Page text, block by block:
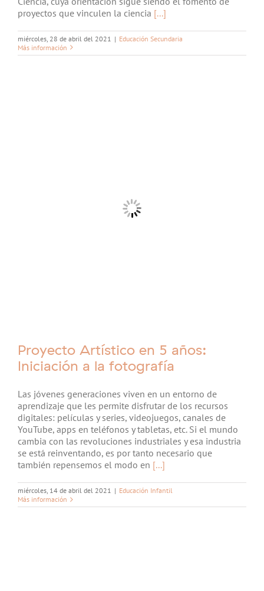
proyectos que vinculen la ciencia [...]
miércoles, 28 de abril del 2021 | Educación Secundaria
Más información
Proyecto Artístico en 5 años:
Iniciación a la fotografía
Las jóvenes generaciones viven en un entorno de
aprendizaje que les permite disfrutar de los recursos
digitales: películas y series, videojuegos, canales de
YouTube, apps en teléfonos y tabletas, etc. Si el mundo
cambia con las revoluciones industriales y esa industria
se está reinventando, es por tanto necesario que
también repensemos el modo en [...]
miércoles, 14 de abril del 2021 | Educación Infantil
Más información